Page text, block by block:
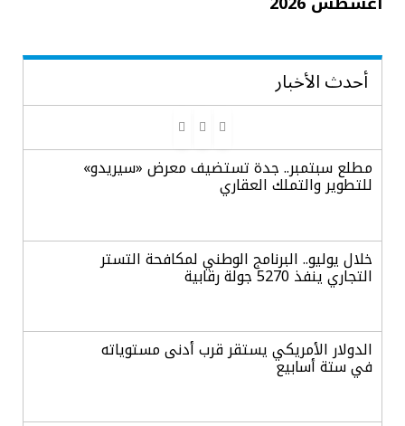
أحدث الأخبار
مطلع سبتمبر.. جدة تستضيف معرض «سيريدو»
للتطوير والتملك العقاري
خلال يوليو.. البرنامج الوطني لمكافحة التستر
التجاري ينفذ 5270 جولة رقابية
الدولار الأمريكي يستقر قرب أدنى مستوياته
في ستة أسابيع